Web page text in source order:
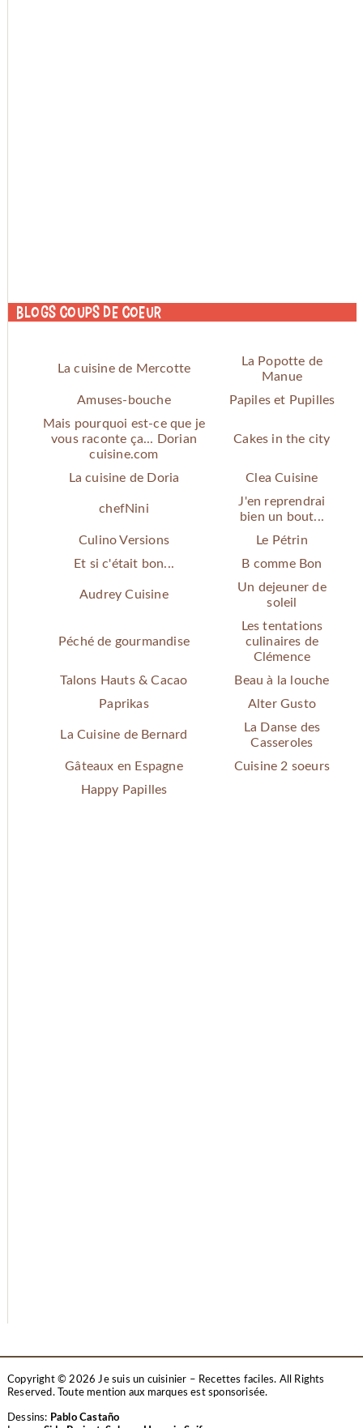
Blogs coups de coeur
La cuisine de Mercotte
La Popotte de
Manue
Amuses-bouche
Papiles et Pupilles
Mais pourquoi est-ce que je
vous raconte ça... Dorian
cuisine.com
Cakes in the city
La cuisine de Doria Clea Cuisine
chefNini
J'en reprendrai
bien un bout...
Culino Versions
Le Pétrin
Et si c'était bon...
B comme Bon
Audrey Cuisine
Un dejeuner de
soleil
Péché de gourmandise
Les tentations
culinaires de
Clémence
Talons Hauts & Cacao
Beau à la louche
Paprikas
Alter Gusto
La Cuisine de Bernard
La Danse des
Casseroles
Gâteaux en Espagne
Cuisine 2 soeurs
Happy Papilles
Copyright © 2026 Je suis un cuisinier – Recettes faciles. All Rights
Reserved.Toute mention aux marques est sponsorisée.
Dessins: Pablo Castaño